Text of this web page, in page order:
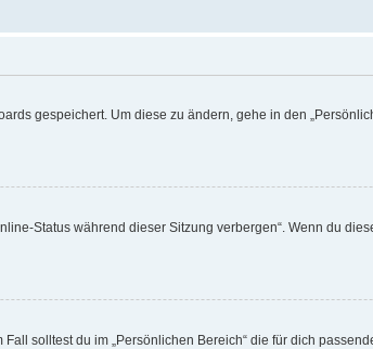
gespeichert. Um diese zu ändern, gehe in den
Status während dieser Sitzung verbergen“. Wenn du
solltest du im „Persönlichen Bereich“ die für dich